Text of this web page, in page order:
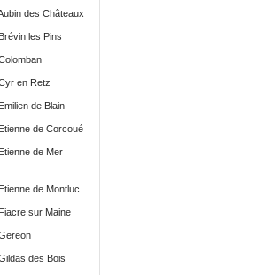
des Châteaux
les Pins
en Retz
de Blain
de Corcoué
de Mer
de Montluc
sur Maine
des Bois